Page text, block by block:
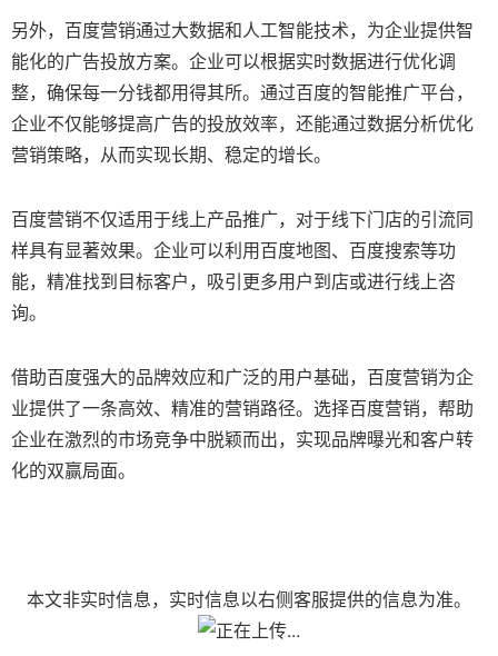
另外，百度营销通过大数据和人工智能技术，为企业提供智
能化的广告投放方案。企业可以根据实时数据进行优化调
整，确保每一分钱都用得其所。通过百度的智能推广平台，
企业不仅能够提高广告的投放效率，还能通过数据分析优化
营销策略，从而实现长期、稳定的增长。
百度营销不仅适用于线上产品推广，对于线下门店的引流同
样具有显著效果。企业可以利用百度地图、百度搜索等功
能，精准找到目标客户，吸引更多用户到店或进行线上咨
询。
借助百度强大的品牌效应和广泛的用户基础，百度营销为企
业提供了一条高效、精准的营销路径。选择百度营销，帮助
企业在激烈的市场竞争中脱颖而出，实现品牌曝光和客户转
化的双赢局面。
本文非实时信息，实时信息以右侧客服提供的信息为准。